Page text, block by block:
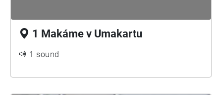
1 Makáme v Umakartu
1 sound